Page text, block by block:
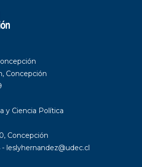
Concepción
y Ciencia Política
Concepción
- leslyhernandez@udec.cl